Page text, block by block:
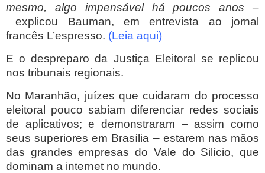
mesmo, algo impensável há poucos anos –
explicou Bauman, em entrevista ao jornal
francês L’espresso. (Leia aqui)
E o despreparo da Justiça Eleitoral se replicou
nos tribunais regionais.
No Maranhão, juízes que cuidaram do processo
eleitoral pouco sabiam diferenciar redes sociais
de aplicativos; e demonstraram – assim como
seus superiores em Brasília – estarem nas mãos
das grandes empresas do Vale do Silício, que
dominam a internet no mundo.